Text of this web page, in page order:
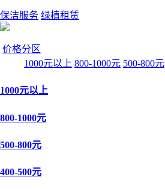
保洁服务 绿植租赁
价格分区
1000元以上 800-1000元 500-800元
1000元以上
800-1000元
500-800元
400-500元